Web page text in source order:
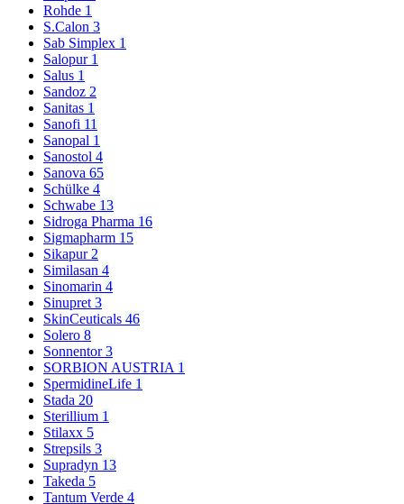
Rohde 1
S.Calon 3
Sab Simplex 1
Salopur 1
Salus 1
Sandoz 2
Sanitas 1
Sanofi 11
Sanopal 1
Sanostol 4
Sanova 65
Schülke 4
Schwabe 13
Sidroga Pharma 16
Sigmapharm 15
Sikapur 2
Similasan 4
Sinomarin 4
Sinupret 3
SkinCeuticals 46
Solero 8
Sonnentor3
SORBION AUSTRIA 1
SpermidineLife 1
Stada 20
Sterillium 1
Stilaxx 5
Strepsils 3
Supradyn 13
Takeda 5
Tantum Verde 4